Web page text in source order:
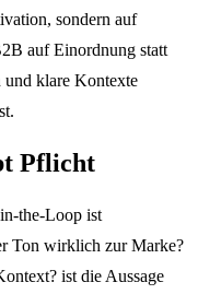
sondern auf
auf Einordnung statt
und klare Kontexte
Pflicht
the-Loop ist
Ton wirklich zur Marke?
ist die Aussage